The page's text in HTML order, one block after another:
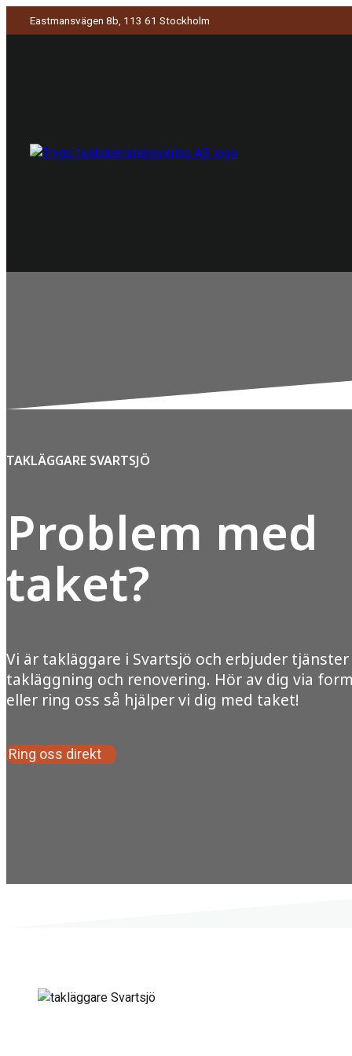
Eastmansvägen 8b, 113 61 Stockholm
TAKLÄGGARE SVARTSJÖ
Problem med
taket?
Vi är takläggare i Svartsjö och erbjuder
takläggning och renovering. Hör av dig via
eller ring oss så hjälper vi dig med taket!
Ring oss direkt